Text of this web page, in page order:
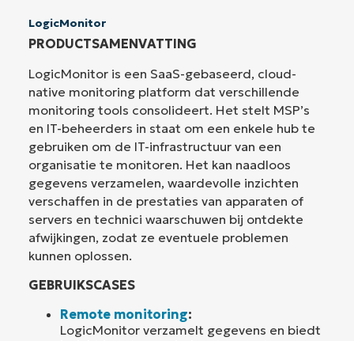
LogicMonitor
PRODUCTSAMENVATTING
LogicMonitor is een SaaS-gebaseerd, cloud-
native monitoring platform dat verschillende
monitoring tools consolideert. Het stelt MSP’s
en IT-beheerders in staat om een enkele hub te
gebruiken om de IT-infrastructuur van een
organisatie te monitoren. Het kan naadloos
gegevens verzamelen, waardevolle inzichten
verschaffen in de prestaties van apparaten of
servers en technici waarschuwen bij ontdekte
afwijkingen, zodat ze eventuele problemen
kunnen oplossen.
GEBRUIKSCASES
Remote monitoring:
LogicMonitor verzamelt gegevens en biedt